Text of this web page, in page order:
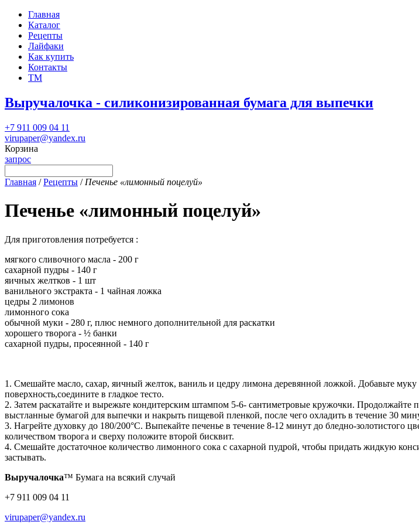
Главная
Каталог
Рецепты
Лайфаки
Как купить
Контакты
ТМ
Выручалочка - силиконизированная бумага для выпечки
+7 911 009 04 11
virupaper@yandex.ru
Корзина
запрос
Главная /Рецепты / Печенье «лимонный поцелуй»
Печенье «лимонный поцелуй»
Для приготовления потребуется :
мягкого сливочного масла - 200 г
сахарной пудры - 140 г
яичных желтков - 1 шт
ванильного экстракта - 1 чайная ложка
цедры 2 лимонов
лимонного сока
обычной муки - 280 г, плюс немного дополнительной для раскатки
хорошего творога - ½ банки
сахарной пудры, просеянной - 140 г
1. Смешайте масло, сахар, яичный желток, ваниль и цедру лимона деревянной ложкой. Добавьте
поверхность,соедините в гладкое тесто.
2. Затем раскатайте и вырежьте кондитерским штампом 5-6- сантиметровые кружочки. Продолжайте
выстланные бумагой для выпечки и накрыть пищевой пленкой, после чего охладить в течение 30
3. Нагрейте духовку до 180/200°С. Выпекайте печенье в течение 8-12 минут до бледно-золотистого
количеством творога и сверху положите второй бисквит.
4. Смешайте достаточное количество лимонного сока с сахарной пудрой, чтобы придать жидкую
застывать.
Выручалочка™ Бумага на всякий случай
+7 911 009 04 11
virupaper@yandex.ru